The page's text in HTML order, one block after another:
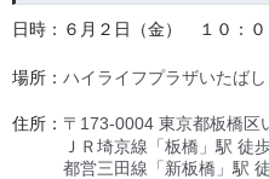
日時：６月２日（金） １０：０
場所： ハイライフプラザいたば
住所： 〒173-0004 東京都板橋区
ＪＲ埼京線「板橋」駅 徒
都営三田線「新板橋」駅 徒